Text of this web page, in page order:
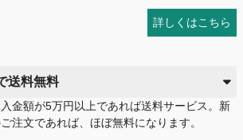
詳しくはこちら
送料無料
金額が5万円以上であれば送料サービス。新
注文であれば、ほぼ無料になります。